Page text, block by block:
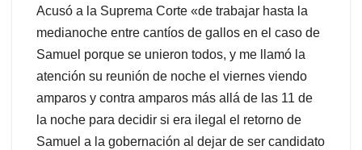
Acusó a la Suprema Corte «de trabajar hasta la
medianoche entre cantíos de gallos en el caso de
Samuel porque se unieron todos, y me llamó la
atención su reunión de noche el viernes viendo
amparos y contra amparos más allá de las 11 de
la noche para decidir si era ilegal el retorno de
Samuel a la gobernación al dejar de ser candidato